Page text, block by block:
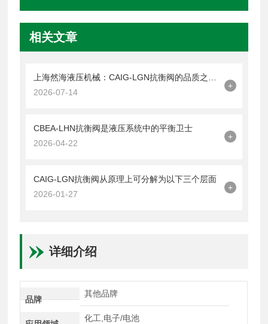
相关文章
2026-07-14
+
CBEA-LHN抗衡阀是液压系统中的平衡卫士
2026-04-22
+
CAIG-LGN抗衡阀从原理上可分解为以下三个层面
2026-01-27
+
详细介绍
品牌
其他品牌
化工,电子/电池